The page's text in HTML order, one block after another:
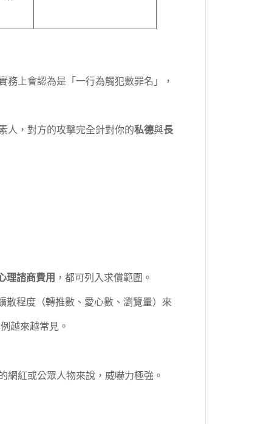
上會認為是「一行為觸犯數罪名」，
人，對方的攻擊完全針對你的私德與長
理諮商費用 ，都可列入求償範圍。
散程度（轉推數、愛心數、瀏覽量）來
越來越常見。
網紅或公眾人物來說，威嚇力極強。